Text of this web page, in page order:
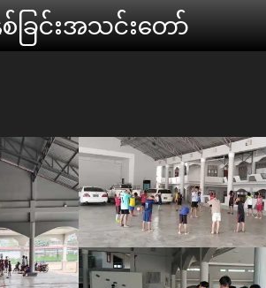
ခြင်းအသင်းေတာ်